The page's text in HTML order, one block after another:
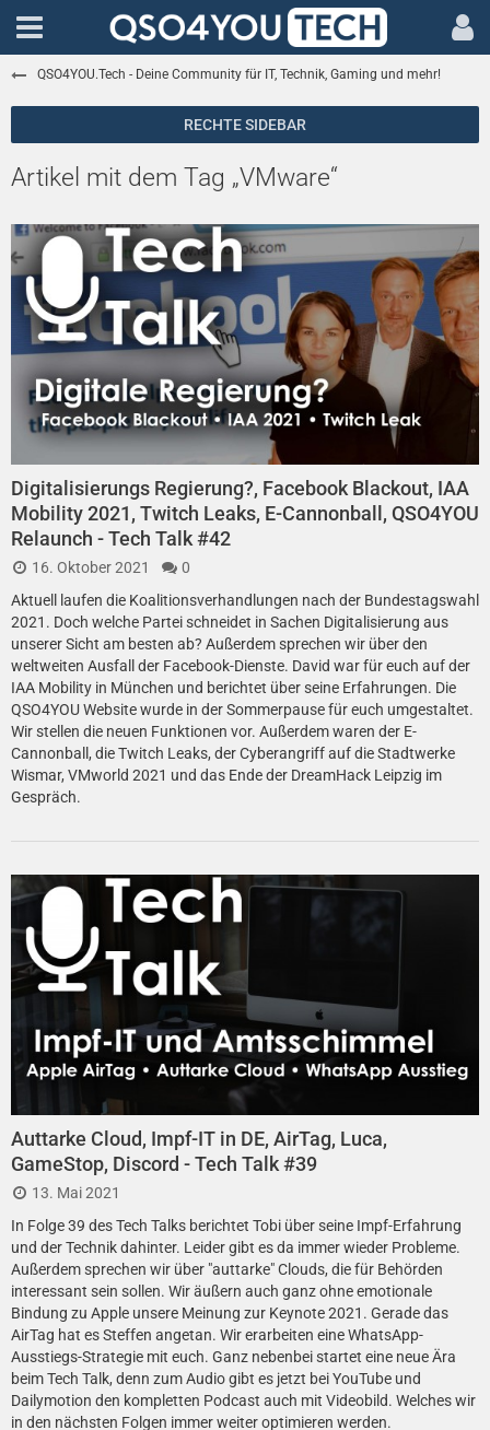
QSO4YOU.Tech - Deine Community für IT, Technik, Gaming und mehr!
Artikel mit dem Tag „VMware“
Digitalisierungs Regierung?, Facebook Blackout, IAA
Mobility 2021, Twitch Leaks, E-Cannonball, QSO4YOU
Relaunch - Tech Talk #42
16. Oktober 2021
0
Aktuell laufen die Koalitionsverhandlungen nach der Bundestagswahl
2021. Doch welche Partei schneidet in Sachen Digitalisierung aus
unserer Sicht am besten ab? Außerdem sprechen wir über den
weltweiten Ausfall der Facebook-Dienste. David war für euch auf der
IAA Mobility in München und berichtet über seine Erfahrungen. Die
QSO4YOU Website wurde in der Sommerpause für euch umgestaltet.
Wir stellen die neuen Funktionen vor. Außerdem waren der E-
Cannonball, die Twitch Leaks, der Cyberangriff auf die Stadtwerke
Wismar, VMworld 2021 und das Ende der DreamHack Leipzig im
Gespräch.
Auttarke Cloud, Impf-IT in DE, AirTag, Luca,
GameStop, Discord - Tech Talk #39
13. Mai 2021
In Folge 39 des Tech Talks berichtet Tobi über seine Impf-Erfahrung
und der Technik dahinter. Leider gibt es da immer wieder Probleme.
Außerdem sprechen wir über "auttarke" Clouds, die für Behörden
interessant sein sollen. Wir äußern auch ganz ohne emotionale
Bindung zu Apple unsere Meinung zur Keynote 2021. Gerade das
AirTag hat es Steffen angetan. Wir erarbeiten eine WhatsApp-
Ausstiegs-Strategie mit euch. Ganz nebenbei startet eine neue Ära
beim Tech Talk, denn zum Audio gibt es jetzt bei YouTube und
Dailymotion den kompletten Podcast auch mit Videobild. Welches wir
in den nächsten Folgen immer weiter optimieren werden.